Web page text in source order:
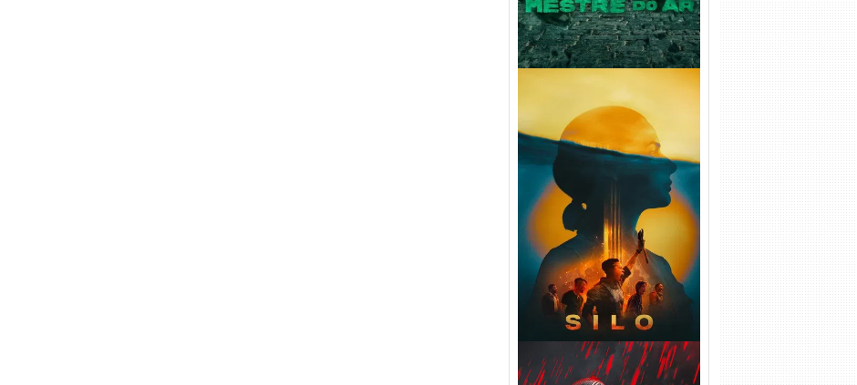
Silo 2ª Temporada (2024)
WEB-DL 1080p Dual Áudio